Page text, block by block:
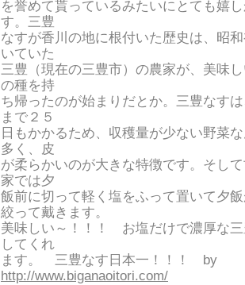
を誉めて貰っているみたいにとても嬉
す。三豊
なすが香川の地に根付いた歴史は、昭
いていた
三豊（現在の三豊市）の農家が、美味
の種を持
ち帰ったのが始まりだとか。三豊なす
まで２５
日もかかるため、収穫量が少ない野菜
多く、皮
が柔らかいのが大きな特徴です。そし
家では夕
飯前に切って軽く塩をふって置いて夕
絞って戴きます。
美味しい～！！！ お塩だけで濃厚な
してくれ
ます。 三豊なす日本一！！！ by
http://www.biganaoitori.com/